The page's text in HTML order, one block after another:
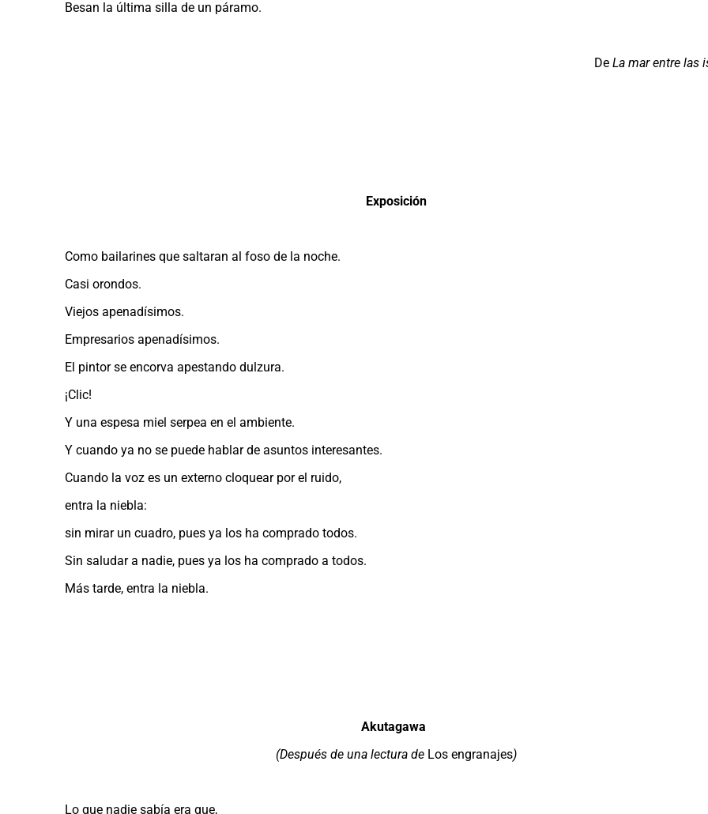
Besan la última silla de un páramo.
DeLa mar entre las
Exposición
Como bailarines que saltaran al foso de la noche.
Casi orondos.
Viejos apenadísimos.
Empresarios apenadísimos.
El pintor se encorva apestando dulzura.
¡Clic!
Y una espesa miel serpea en el ambiente.
Y cuando ya no se puede hablar de asuntos interesantes.
Cuando la voz es un externo cloquear por el ruido,
entra la niebla:
sin mirar un cuadro, pues ya los ha comprado todos.
Sin saludar a nadie, pues ya los ha comprado a todos.
Más tarde, entra la niebla.
Akutagawa
(Después de una lectura de Los engranajes)
Lo que nadie sabía era que,